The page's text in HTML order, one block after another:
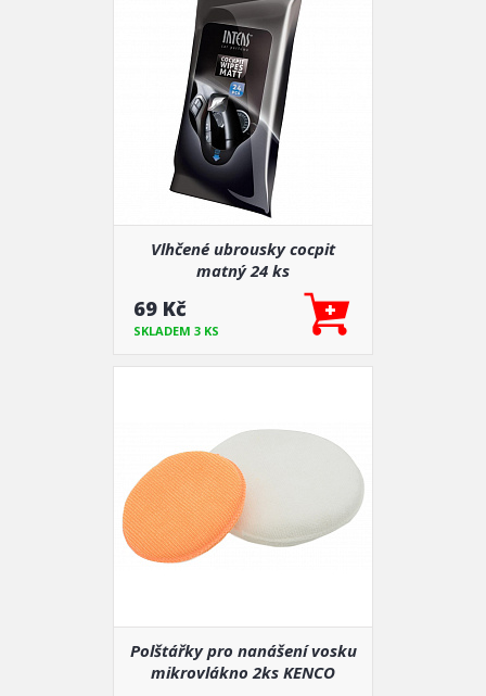
Vlhčené ubrousky cocpit
matný 24 ks
69 Kč
SKLADEM 3 KS
Polštářky pro nanášení vosku
mikrovlákno 2ks KENCO